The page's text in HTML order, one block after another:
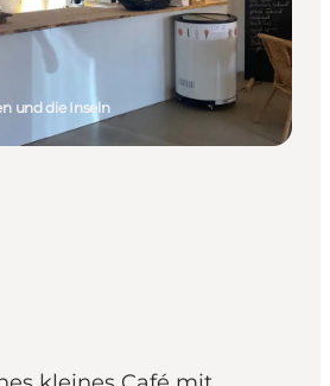
und die Inseln